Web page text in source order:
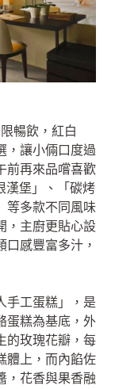
暢飲，紅白
，讓小倆口度過
前再來品嚐喜歡
漢堡」、「碳烤
等多款不同風味
，主廚更貼心設
感豐富多汁，
手工蛋糕」，是
蛋糕為基底，外
的玫瑰花瓣，每
體上，而內餡佐
，花香與果香融